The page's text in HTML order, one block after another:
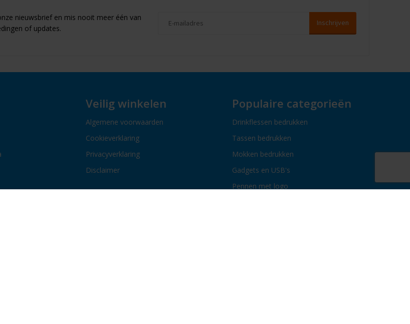
nieuwsbrief en mis nooit meer één van
of updates.
Veilig winkelen
Algemene voorwaarden
Cookieverklaring
Privacyverklaring
Disclaimer
Populaire categorieën
Drinkflessen bedrukken
Tassen bedrukken
Mokken bedrukken
Gadgets en USB's
Pennen met logo